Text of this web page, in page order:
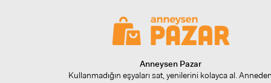
Anneysen Pazar
Kullanmadığın eşyaları sat, yenilerini kolayca al.